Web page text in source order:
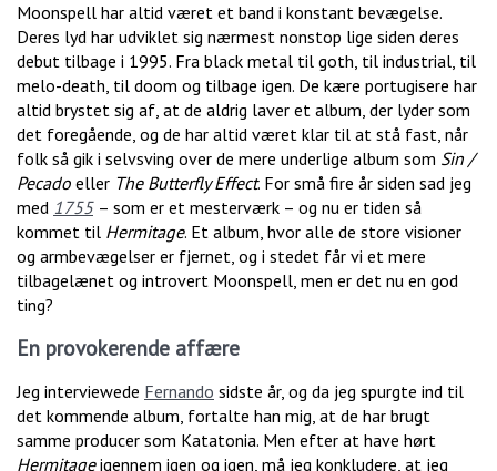
Moonspell har altid været et band i konstant bevægelse.
Deres lyd har udviklet sig nærmest nonstop lige siden deres
debut tilbage i 1995. Fra black metal til goth, til industrial, til
melo-death, til doom og tilbage igen. De kære portugisere har
altid brystet sig af, at de aldrig laver et album, der lyder som
det foregående, og de har altid været klar til at stå fast, når
folk så gik i selvsving over de mere underlige album som Sin /
Pecado eller The Butterfly Effect. For små fire år siden sad jeg
med 1755 – som er et mesterværk – og nu er tiden så
kommet til Hermitage. Et album, hvor alle de store visioner
og armbevægelser er fjernet, og i stedet får vi et mere
tilbagelænet og introvert Moonspell, men er det nu en god
ting?
En provokerende affære
Jeg interviewede Fernando sidste år, og da jeg spurgte ind til
det kommende album, fortalte han mig, at de har brugt
samme producer som Katatonia. Men efter at have hørt
Hermitageigennem igen og igen, må jeg konkludere, at jeg